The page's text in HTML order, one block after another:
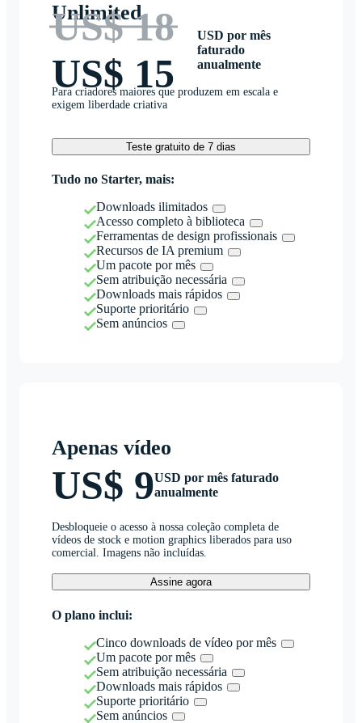
Unlimited
US$ 18
US$ 15
USD por mês
faturado
anualmente
Para criadores maiores que produzem em escala e
exigem liberdade criativa
Teste gratuito de 7 dias
Tudo no Starter, mais:
Downloads ilimitados
Acesso completo à biblioteca
Ferramentas de design profissionais
Recursos de IA premium
Um pacote por mês
Sem atribuição necessária
Downloads mais rápidos
Suporte prioritário
Sem anúncios
Apenas vídeo
US$ 9USD por mês faturado
anualmente
Desbloqueie o acesso à nossa coleção completa de
vídeos de stock e motion graphics liberados para uso
comercial. Imagens não incluídas.
Assine agora
O plano inclui:
Cinco downloads de vídeo por mês
Um pacote por mês
Sem atribuição necessária
Downloads mais rápidos
Suporte prioritário
Sem anúncios